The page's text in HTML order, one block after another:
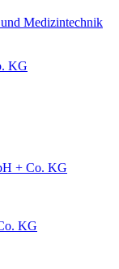
Medizintechnik
KG
+ Co. KG
KG